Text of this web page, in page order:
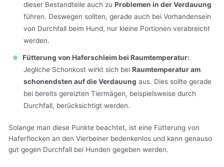
dieser Bestandteile auch zuProblemen in der Verdauung
führen. Deswegen sollten, gerade auch bei Vorhandensein
von Durchfall beim Hund, nur kleine Portionen verabreicht
werden.
Fütterung von Haferschleim bei Raumtemperatur:
Jegliche Schonkost wirkt sich beiRaumtemperatur am
schonendsten auf die Verdauung aus. Dies sollte gerade
bei bereits gereizten Tiermägen, beispielsweise durch
Durchfall, berücksichtigt werden.
Solange man diese Punkte beachtet, ist eine Fütterung von
Haferflocken an den Vierbeiner bedenkenlos und kann genauso
gut gegen Durchfall bei Hunden gegeben werden.